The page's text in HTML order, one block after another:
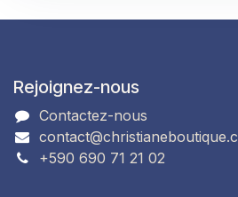
Rejoignez-nous
Contactez-nous
+590 690 71 21 02